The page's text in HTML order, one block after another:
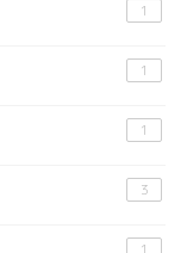
1
1
1
3